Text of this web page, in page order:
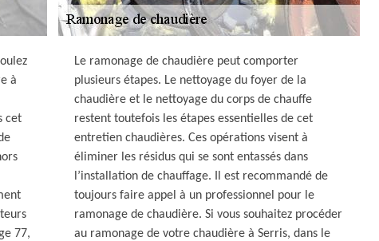
à
cet
77,
Le ramonage de chaudière peut comporter
plusieurs étapes. Le nettoyage du foyer de la
chaudière et le nettoyage du corps de chauffe
restent toutefois les étapes essentielles de cet
entretien chaudières. Ces opérations visent à
éliminer les résidus qui se sont entassés dans
l’installation de chauffage. Il est recommandé de
toujours faire appel à un professionnel pour le
ramonage de chaudière. Si vous souhaitez procéder
au ramonage de votre chaudière à Serris, dans le